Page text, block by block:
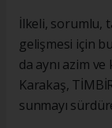
İlkeli, sorumlu,
gelişmesi için
da aynı azim ve
Karakaş,
sunmayı